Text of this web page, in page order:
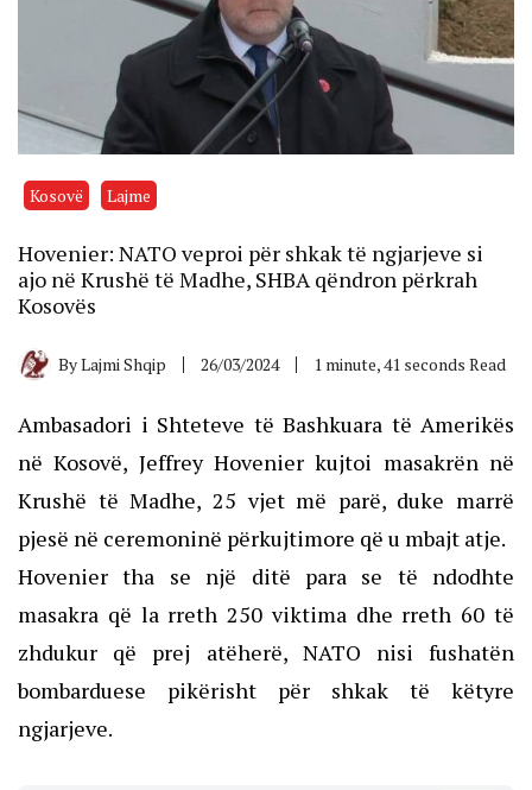
Kosovë Lajme
Hovenier: NATO veproi për shkak të ngjarjeve si
ajo në Krushë të Madhe, SHBA qëndron përkrah
Kosovës
ByLajmi Shqip 26/03/2024 1 minute, 41 seconds Read
Ambasadori i Shteteve të Bashkuara të Amerikës
në Kosovë, Jeffrey Hovenier kujtoi masakrën në
Krushë të Madhe, 25 vjet më parë, duke marrë
pjesë në ceremoninë përkujtimore që u mbajt atje.
Hovenier tha se një ditë para se të ndodhte
masakra që la rreth 250 viktima dhe rreth 60 të
zhdukur që prej atëherë, NATO nisi fushatën
bombarduese pikërisht për shkak të këtyre
ngjarjeve.